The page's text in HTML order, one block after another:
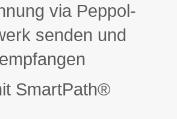
via Peppol-
senden und
empfangen
SmartPath®